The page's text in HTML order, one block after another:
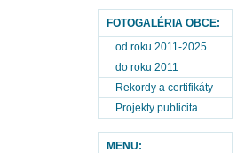
FOTOGALÉRIA OBCE:
od roku 2011-2025
do roku 2011
Rekordy a certifikáty
Projekty publicita
MENU: